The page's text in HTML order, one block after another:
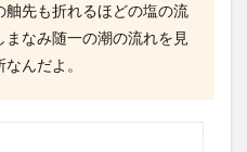
舳先も折れるほどの塩の流
まなみ随一の潮の流れを見
んだよ。